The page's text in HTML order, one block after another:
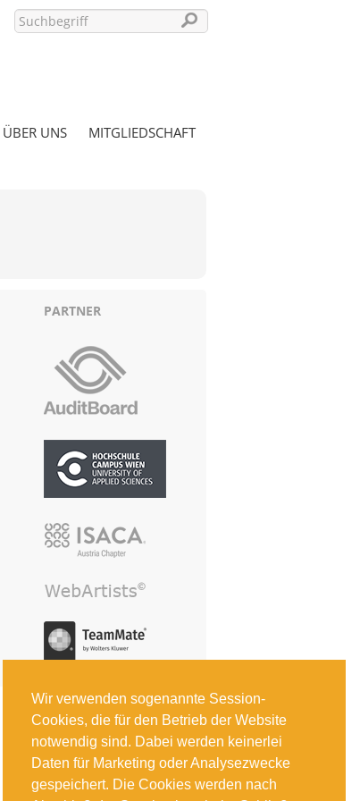
Wir verwenden sogenannte Session-
Cookies, die für den Betrieb der Website
notwendig sind. Dabei werden keinerlei
Daten für Marketing oder Analysezwecke
gespeichert. Die Cookies werden nach
VERGESSEN?
ÜBER UNS MITGLIEDSCHAFT
PARTNER